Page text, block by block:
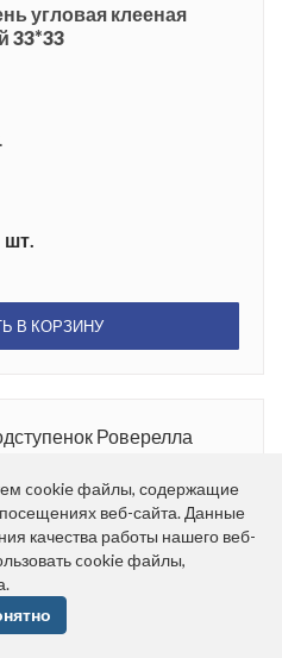
угловая клееная
33*33
шт.
В КОРЗИНУ
Роверелла
cookie файлы, содержащие
веб-сайта. Данные
качества работы нашего веб-
cookie файлы,